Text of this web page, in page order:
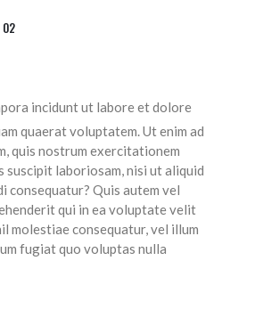
02
incidunt ut labore et dolore
quaerat voluptatem. Ut enim ad
quis nostrum exercitationem
suscipit laboriosam, nisi ut aliquid
consequatur? Quis autem vel
qui in ea voluptate velit
molestiae consequatur, vel illum
fugiat quo voluptas nulla